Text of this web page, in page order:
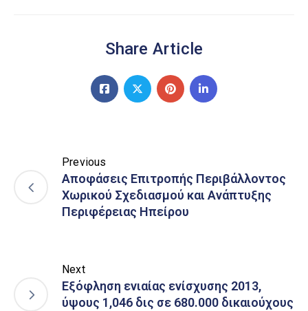
Share Article
Previous
Αποφάσεις Επιτροπής Περιβάλλοντος
Χωρικού Σχεδιασμού και Ανάπτυξης
Περιφέρειας Ηπείρου
Next
Εξόφληση ενιαίας ενίσχυσης 2013,
ύψους 1,046 δις σε 680.000 δικαιούχους